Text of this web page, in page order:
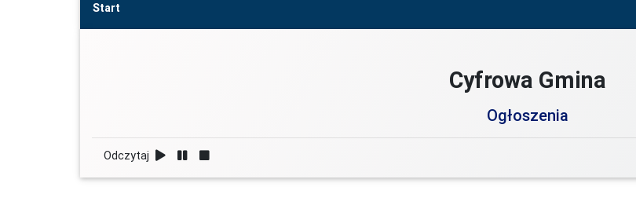
Start
Cyfrowa Gmina
Ogłoszenia
Odczytaj